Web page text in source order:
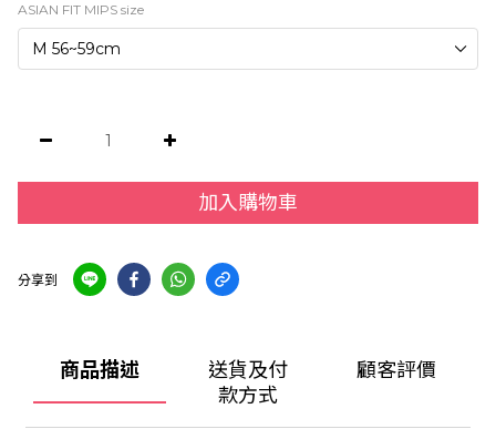
ASIAN FIT MIPS size
加入購物車
分享到
商品描述
送貨及付
款方式
顧客評價